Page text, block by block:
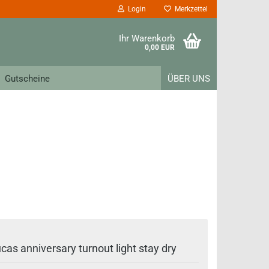
Login Merkzettel
Ihr Warenkorb
0,00 EUR
Gutscheine ÜBER UNS
anniversary turnout light stay dry